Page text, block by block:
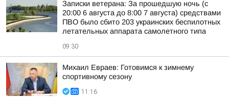
Записки ветерана: За прошедшую ночь (с
20:00 6 августа до 8:00 7 августа) средствами
ПВО было сбито 203 украинских беспилотных
летательных аппарата самолетного типа
09:30
Михаил Евраев: Готовимся к зимнему
спортивному сезону
11:16